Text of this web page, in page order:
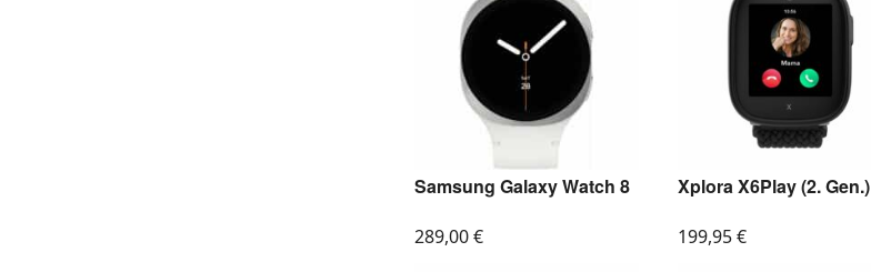
Samsung Galaxy Watch 8
289,00€
Xplora X6Play (2. Gen.)
199,95€